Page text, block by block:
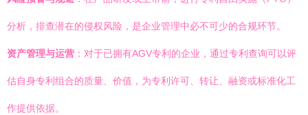
分析，排查潜在的侵权风险，是企业管理中必不可少的合规环节。
资产管理与运营 ：对于已拥有AGV专利的企业，通过专利查询可以评
估自身专利组合的质量、价值，为专利许可、转让、融资或标准化工
作提供依据。